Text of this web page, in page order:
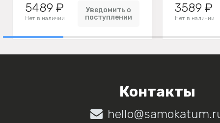
5489 ₽
Нет в наличии
Уведомить о
поступлении
3589 ₽
Нет в наличии
Контакты